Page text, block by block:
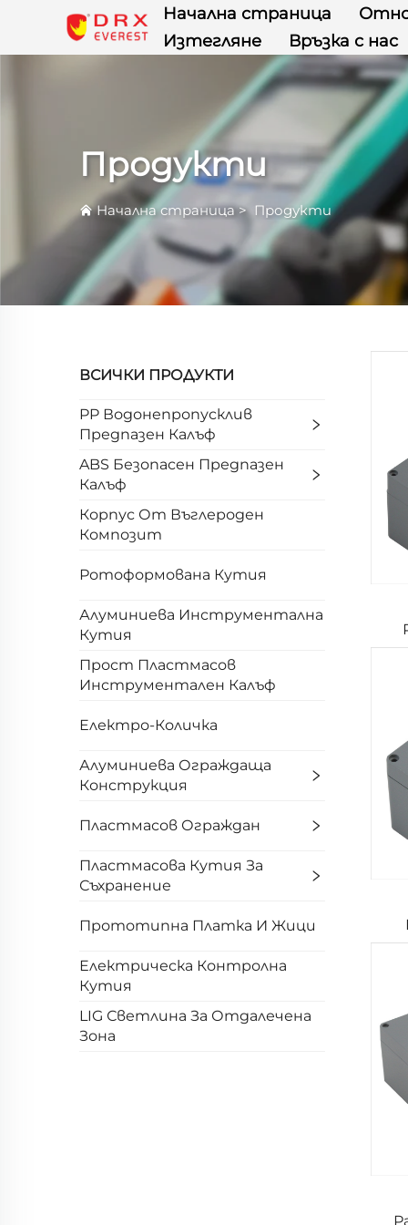
Начална страница
Изтегляне
Връзка с нас
Продукти
Начална страница> Продукти
ВСИЧКИ ПРОДУКТИ
PP Водонепропусклив
Предпазен Калъф
ABS Безопасен Предпазен
Калъф
Корпус От Въглероден
Композит
Ротоформована Кутия
Алуминиева Инструментална
Кутия
Прост Пластмасов
Инструментален Калъф
Електро-Количка
Алуминиева Ограждаща
Конструкция
Пластмасов Ограждан
Пластмасова Кутия За
Съхранение
Прототипна Платка И Жици
Електрическа Контролна
Кутия
LIG Светлина За Отдалечена
Зона